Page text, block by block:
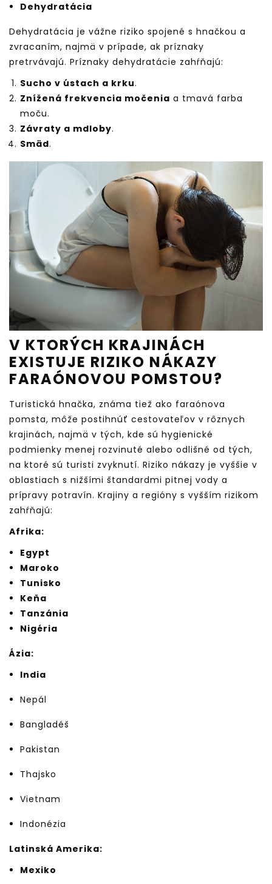
Dehydratácia
Dehydratácia je vážne riziko spojené s hnačkou a
zvracaním, najmä v prípade, ak príznaky
pretrvávajú. Príznaky dehydratácie zahŕňajú:
Sucho v ústach a krku.
Znížená frekvencia močenia a tmavá farba
moču.
Závraty a mdloby.
Smäd.
V KTORÝCH KRAJINÁCH
EXISTUJE RIZIKO NÁKAZY
FARAÓNOVOU POMSTOU?
Turistická hnačka, známa tiež ako faraónova
pomsta, môže postihnúť cestovateľov v rôznych
krajinách, najmä v tých, kde sú hygienické
podmienky menej rozvinuté alebo odlišné od tých,
na ktoré sú turisti zvyknutí. Riziko nákazy je vyššie v
oblastiach s nižšími štandardmi pitnej vody a
prípravy potravín. Krajiny a regióny s vyšším rizikom
zahŕňajú:
Afrika:
Egypt
Maroko
Tunisko
Keňa
Tanzánia
Nigéria
Ázia:
India
Nepál
Bangladéš
Pakistan
Thajsko
Vietnam
Indonézia
Latinská Amerika:
Mexiko